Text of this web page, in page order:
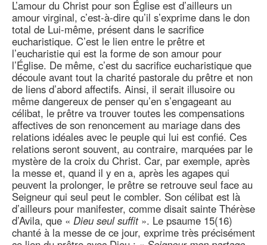
L’amour du Christ pour son Église est d’ailleurs un
amour virginal, c’est-à-dire qu’il s’exprime dans le don
total de Lui-même, présent dans le sacrifice
eucharistique. C’est le lien entre le prêtre et
l’eucharistie qui est la forme de son amour pour
l’Église. De même, c’est du sacrifice eucharistique que
découle avant tout la charité pastorale du prêtre et non
de liens d’abord affectifs. Ainsi, il serait illusoire ou
même dangereux de penser qu’en s’engageant au
célibat, le prêtre va trouver toutes les compensations
affectives de son renoncement au mariage dans des
relations idéales avec le peuple qui lui est confié. Ces
relations seront souvent, au contraire, marquées par le
mystère de la croix du Christ. Car, par exemple, après
la messe et, quand il y en a, après les agapes qui
peuvent la prolonger, le prêtre se retrouve seul face au
Seigneur qui seul peut le combler. Son célibat est là
d’ailleurs pour manifester, comme disait sainte Thérèse
d’Avila, que « Dieu seul suffit». Le psaume 15(16)
chanté à la messe de ce jour, exprime très précisément